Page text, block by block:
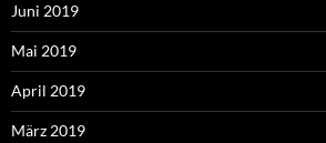
Juni 2019
Mai 2019
April 2019
März 2019